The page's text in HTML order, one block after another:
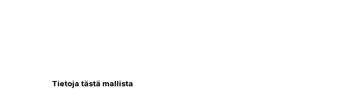
Tietoja tästä mallista